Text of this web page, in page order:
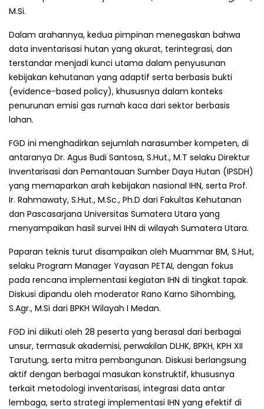
M.Si.
Dalam arahannya, kedua pimpinan menegaskan bahwa
data inventarisasi hutan yang akurat, terintegrasi, dan
terstandar menjadi kunci utama dalam penyusunan
kebijakan kehutanan yang adaptif serta berbasis bukti
(evidence-based policy), khususnya dalam konteks
penurunan emisi gas rumah kaca dari sektor berbasis
lahan.
FGD ini menghadirkan sejumlah narasumber kompeten, di
antaranya Dr. Agus Budi Santosa, S.Hut., M.T selaku Direktur
Inventarisasi dan Pemantauan Sumber Daya Hutan (IPSDH)
yang memaparkan arah kebijakan nasional IHN, serta Prof.
Ir. Rahmawaty, S.Hut., M.Sc., Ph.D dari Fakultas Kehutanan
dan Pascasarjana Universitas Sumatera Utara yang
menyampaikan hasil survei IHN di wilayah Sumatera Utara.
Paparan teknis turut disampaikan oleh Muammar BM, S.Hut,
selaku Program Manager Yayasan PETAI, dengan fokus
pada rencana implementasi kegiatan IHN di tingkat tapak.
Diskusi dipandu oleh moderator Rano Karno Sihombing,
S.Agr., M.Si dari BPKH Wilayah I Medan.
FGD ini diikuti oleh 28 peserta yang berasal dari berbagai
unsur, termasuk akademisi, perwakilan DLHK, BPKH, KPH XII
Tarutung, serta mitra pembangunan. Diskusi berlangsung
aktif dengan berbagai masukan konstruktif, khususnya
terkait metodologi inventarisasi, integrasi data antar
lembaga, serta strategi implementasi IHN yang efektif di